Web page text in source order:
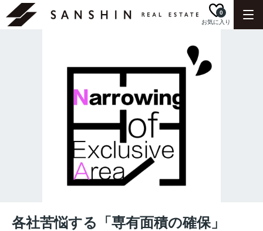
お気に入り
0
各社苦悩する「専有面積の確保」